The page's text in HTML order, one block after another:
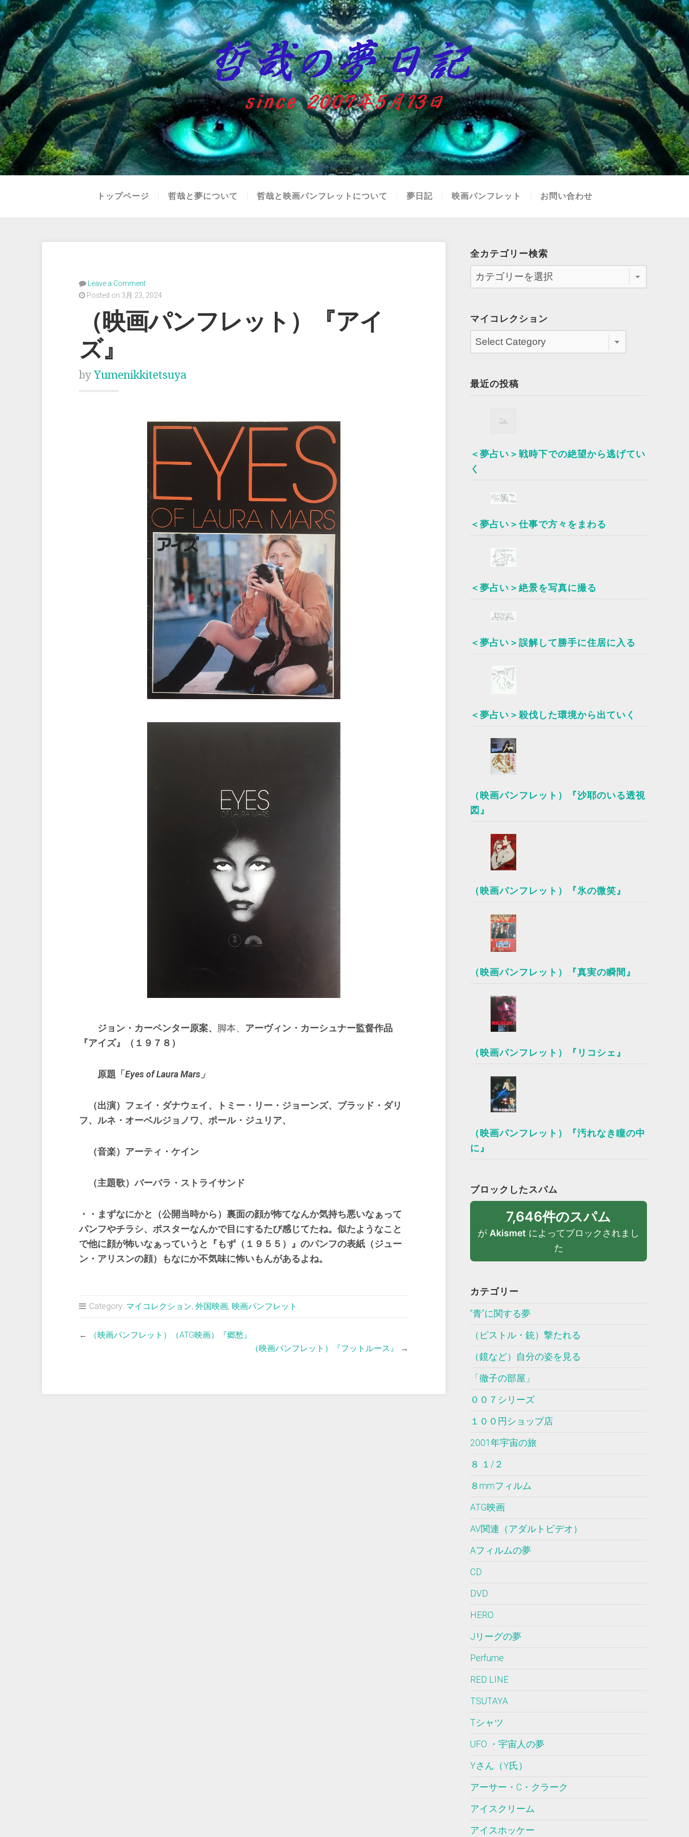
トップページ 哲哉と夢について 哲哉と映画パンフレットについて 夢日記 映画パンフレット お問い合わせ
Leave a Comment
Posted on 3月 23, 2024
（映画パンフレット）『アイ
ズ』
by Yumenikkitetsuya
ジョン・カーペンター原案、 脚本、 アーヴィン・カーシュナー監督作品
『アイズ』（１９７８）
原題「 Eyes of Laura Mars」
（出演）フェイ・ダナウェイ、トミー・リー・ジョーンズ、ブラッド・ダリ
フ、ルネ・オーベルジョノワ、ポール・ジュリア、
（音楽）アーティ・ケイン
（主題歌）バーバラ・ストライサンド
・・まずなにかと（公開当時から）裏面の顔が怖てなんか気持ち悪いなぁって
パンフやチラシ、ポスターなんかで目にするたび感じてたね。似たようなこと
で他に顔が怖いなぁっていうと『もず（１９５５）』のパンフの表紙（ジュー
ン・アリスンの顔）
もなにか不気味に怖いもんがあるよね。
Category: マイコレクション, 外国映画, 映画パンフレット
←
（映画パンフレット）（ATG映画）『郷愁』
（映画パンフレット）『フットルース』
→
全カテゴリー検索
マイコレクション
最近の投稿
＜夢占い＞戦時下での絶望から逃げてい
く
＜夢占い＞仕事で方々をまわる
＜夢占い＞絶景を写真に撮る
＜夢占い＞誤解して勝手に住居に入る
＜夢占い＞殺伐した環境から出ていく
（映画パンフレット）『沙耶のいる透視
図』
（映画パンフレット）『氷の微笑』
（映画パンフレット）『真実の瞬間』
（映画パンフレット）『リコシェ』
（映画パンフレット）『汚れなき瞳の中
に』
ブロックしたスパム
7,646件のスパム
が Akismet によってブロックされまし
た
カテゴリー
”青”に関する夢
（ピストル・銃）撃たれる
（鏡など）自分の姿を見る
「徹子の部屋」
００７シリーズ
１００円ショップ店
2001年宇宙の旅
８ １/２
８mmフィルム
ATG映画
AV関連（アダルトビデオ）
Aフィルムの夢
CD
DVD
HERO
Jリーグの夢
Perfume
RED LINE
TSUTAYA
Tシャツ
UFO ・宇宙人の夢
Yさん（Y氏）
アーサー・C・クラーク
アイスクリーム
アイスホッケー